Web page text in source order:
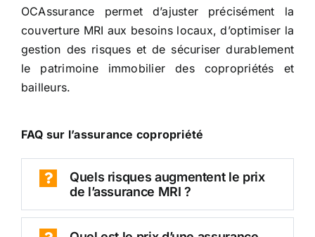
OCAssurance permet d’ajuster précisément la
couverture MRI aux besoins locaux, d’optimiser la
gestion des risques et de sécuriser durablement
le patrimoine immobilier des copropriétés et
bailleurs.
FAQ sur l’assurance copropriété
Quels risques augmentent le prix
de l’assurance MRI ?